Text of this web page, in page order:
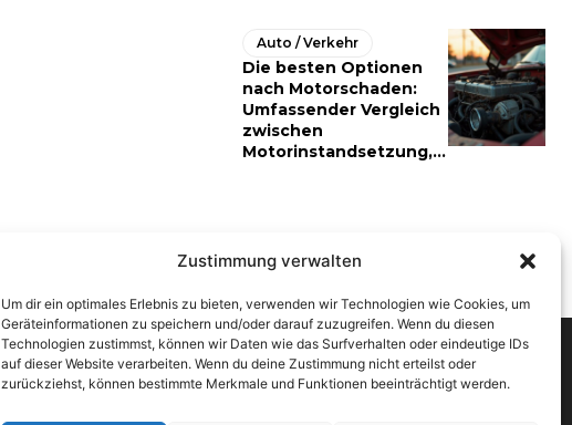
Zustimmung verwalten
Um dir ein optimales Erlebnis zu bieten, verwenden wir Technologien wie Cookies, um
Geräteinformationen zu speichern und/oder darauf zuzugreifen. Wenn du diesen
Technologien zustimmst, können wir Daten wie das Surfverhalten oder eindeutige IDs
auf dieser Website verarbeiten. Wenn du deine Zustimmung nicht erteilst oder
zurückziehst, können bestimmte Merkmale und Funktionen beeinträchtigt werden.
Auto / Verkehr
Die besten Optionen
nach Motorschaden:
Umfassender Vergleich
zwischen
Motorinstandsetzung,...